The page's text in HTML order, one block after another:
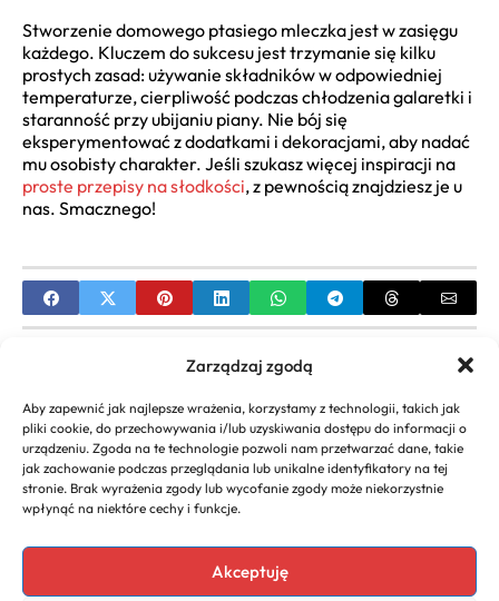
Zarządzaj zgodą
Aby zapewnić jak najlepsze wrażenia, korzystamy z technologii, takich jak
pliki cookie, do przechowywania i/lub uzyskiwania dostępu do informacji o
urządzeniu. Zgoda na te technologie pozwoli nam przetwarzać dane, takie
jak zachowanie podczas przeglądania lub unikalne identyfikatory na tej
stronie. Brak wyrażenia zgody lub wycofanie zgody może niekorzystnie
wpłynąć na niektóre cechy i funkcje.
Akceptuję
Stworzenie domowego ptasiego mleczka jest w zasięgu
każdego. Kluczem do sukcesu jest trzymanie się kilku
prostych zasad: używanie składników w odpowiedniej
temperaturze, cierpliwość podczas chłodzenia galaretki i
staranność przy ubijaniu piany. Nie bój się
eksperymentować z dodatkami i dekoracjami, aby nadać
mu osobisty charakter. Jeśli szukasz więcej inspiracji na
proste przepisy na słodkości, z pewnością znajdziesz je u
nas. Smacznego!
Przepisy na makrelę na kolację | Smaczne i proste
dania z ryby
NEXT
Przepis na kiszkę ziemniaczaną na grilla – Jak